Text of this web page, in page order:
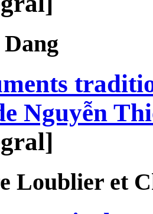
Dang
Nguyễn
Loublier et